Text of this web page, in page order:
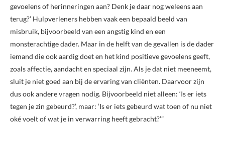
gevoelens of herinneringen aan? Denk je daar nog weleens aan
terug?’ Hulpverleners hebben vaak een bepaald beeld van
misbruik, bijvoorbeeld van een angstig kind en een
monsterachtige dader. Maar in de helft van de gevallen is de dader
iemand die ook aardig doet en het kind positieve gevoelens geeft,
zoals affectie, aandacht en speciaal zijn. Als je dat niet meeneemt,
sluit je niet goed aan bij de ervaring van cliënten. Daarvoor zijn
dus ook andere vragen nodig. Bijvoorbeeld niet alleen: ‘Is er iets
tegen je zin gebeurd?’, maar: ‘Is er iets gebeurd wat toen of nu niet
oké voelt of wat je in verwarring heeft gebracht?’”